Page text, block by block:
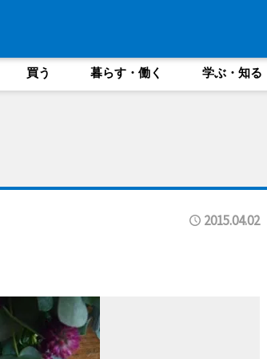
買う 暮らす・働く 学ぶ・知る
2015.04.02